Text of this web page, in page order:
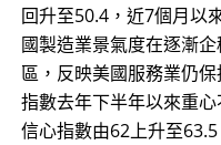
回升至50.4，近7個月以
國製造業景氣度在逐漸
區，反映美國服務業仍
指數去年下半年以來重
信心指數由62上升至